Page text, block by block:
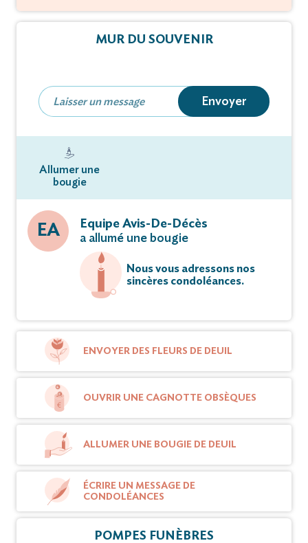
MUR DU SOUVENIR
Envoyer
Allumer une
bougie
EA
Equipe Avis-De-Décès
a allumé une bougie
Nous vous adressons nos
sincères condoléances.
ENVOYER DES FLEURS DE DEUIL
OUVRIR UNE CAGNOTTE OBSÈQUES
ALLUMER UNE BOUGIE DE DEUIL
ÉCRIRE UN MESSAGE DE
CONDOLÉANCES
POMPES FUNÈBRES